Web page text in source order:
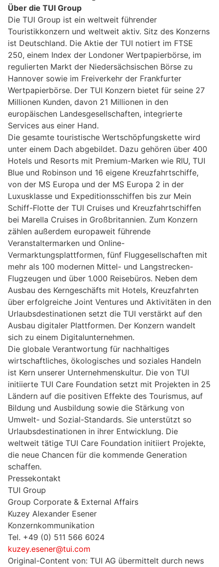
Über die TUI Group
Die TUI Group ist ein weltweit führender
Touristikkonzern und weltweit aktiv. Sitz des Konzerns
ist Deutschland. Die Aktie der TUI notiert im FTSE
250, einem Index der Londoner Wertpapierbörse, im
regulierten Markt der Niedersächsischen Börse zu
Hannover sowie im Freiverkehr der Frankfurter
Wertpapierbörse. Der TUI Konzern bietet für seine 27
Millionen Kunden, davon 21 Millionen in den
europäischen Landesgesellschaften, integrierte
Services aus einer Hand.
Die gesamte touristische Wertschöpfungskette wird
unter einem Dach abgebildet. Dazu gehören über 400
Hotels und Resorts mit Premium-Marken wie RIU, TUI
Blue und Robinson und 16 eigene Kreuzfahrtschiffe,
von der MS Europa und der MS Europa 2 in der
Luxusklasse und Expeditionsschiffen bis zur Mein
Schiff-Flotte der TUI Cruises und Kreuzfahrtschiffen
bei Marella Cruises in Großbritannien. Zum Konzern
zählen außerdem europaweit führende
Veranstaltermarken und Online-
Vermarktungsplattformen, fünf Fluggesellschaften mit
mehr als 100 modernen Mittel- und Langstrecken-
Flugzeugen und über 1.000 Reisebüros. Neben dem
Ausbau des Kerngeschäfts mit Hotels, Kreuzfahrten
über erfolgreiche Joint Ventures und Aktivitäten in den
Urlaubsdestinationen setzt die TUI verstärkt auf den
Ausbau digitaler Plattformen. Der Konzern wandelt
sich zu einem Digitalunternehmen.
Die globale Verantwortung für nachhaltiges
wirtschaftliches, ökologisches und soziales Handeln
ist Kern unserer Unternehmenskultur. Die von TUI
initiierte TUI Care Foundation setzt mit Projekten in 25
Ländern auf die positiven Effekte des Tourismus, auf
Bildung und Ausbildung sowie die Stärkung von
Umwelt- und Sozial-Standards. Sie unterstützt so
Urlaubsdestinationen in ihrer Entwicklung. Die
weltweit tätige TUI Care Foundation initiiert Projekte,
die neue Chancen für die kommende Generation
schaffen.
Pressekontakt
TUI Group
Group Corporate & External Affairs
Kuzey Alexander Esener
Konzernkommunikation
Tel. +49 (0) 511 566 6024
kuzey.esener@tui.com
Original-Content von: TUI AG übermittelt durch news